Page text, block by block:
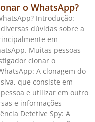
o WhatsApp?
Introdução:
dúvidas sobre a
em
Muitas pessoas
clonar o
A clonagem do
que consiste em
e utilizar em outro
e informações
Detetive Spy: A